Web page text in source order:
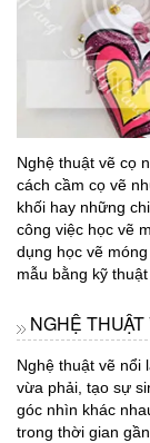
Nghệ thuật vẽ cọ
cách cầm cọ vẽ
khối hay những
công việc học vẽ
dụng học vẽ
mẫu bằng kỹ
NGHỆ THUẬT
Nghệ thuật vẽ nổi
vừa phải, tạo sự
góc nhìn khác
trong thời gian